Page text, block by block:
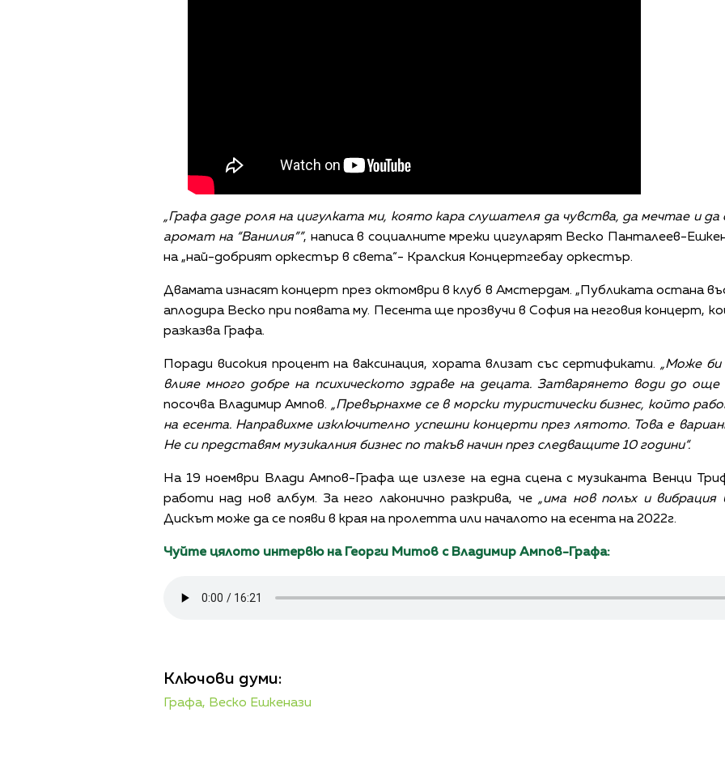
„Графа даде роля на цигулката ми, която кара слушателя да чувства, да мечтае и да
аромат на “Ванилия””, написа в социалните мрежи цигуларят Веско Панталеев-
на „най-добрият оркестър в света“- Кралския Концертгебау оркестър.
Двамата изнасят концерт през октомври в клуб в Амстердам. „Публиката остана
аплодира Веско при появата му. Песента ще прозвучи в София на неговия концерт,
разказва Графа.
Поради високия процент на ваксинация, хората влизат със сертификати. „Може
влияе много добре на психическото здраве на децата. Затварянето води до още
посочва Владимир Ампов. „Превърнахме се в морски туристически бизнес, който
на есента. Направихме изключително успешни концерти през лятото. Това е
Не си представям музикалния бизнес по такъв начин през следващите 10 години“.
На 19 ноември Влади Ампов-Графа ще излезе на една сцена с музиканта Венци
работи над нов албум. За него лаконично разкрива, че „има нов полъх и
Дискът може да се появи в края на пролетта или началото на есента на 2022г.
Чуйте цялото интервю на Георги Митов с Владимир Ампов-Графа:
Ключови думи:
Графа, Веско Ешкенази